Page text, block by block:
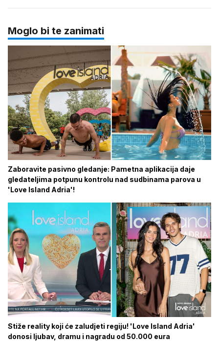
Moglo bi te zanimati
Zaboravite pasivno gledanje: Pametna aplikacija daje
gledateljima potpunu kontrolu nad sudbinama parova u
'Love Island Adria'!
Stiže reality koji će zaludjeti regiju! 'Love Island Adria'
donosi ljubav, dramu i nagradu od 50.000 eura